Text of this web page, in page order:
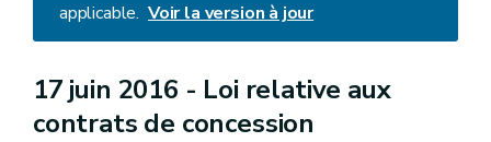
applicable. Voir la version à jour
17 juin 2016 - Loi relative aux
contrats de concession